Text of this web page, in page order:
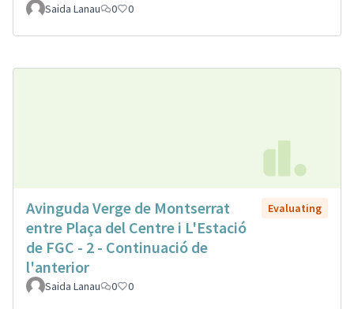
Saida Lanau 0 0
Avinguda Verge de Montserrat
entre Plaça del Centre i L'Estació
de FGC - 2 - Continuació de
l'anterior
Evaluating
Saida Lanau 0 0